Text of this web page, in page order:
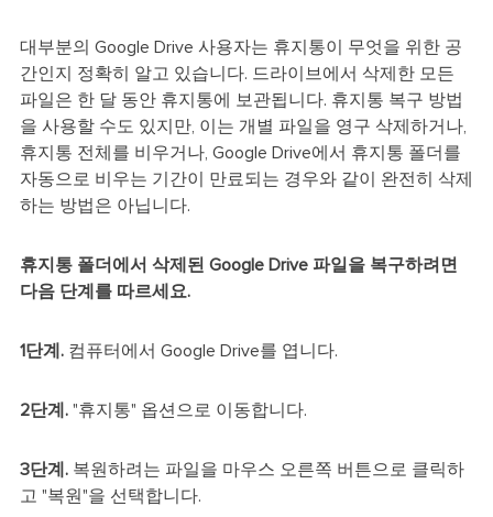
대부분의 Google Drive 사용자는 휴지통이 무엇을 위한 공
간인지 정확히 알고 있습니다. 드라이브에서 삭제한 모든
파일은 한 달 동안 휴지통에 보관됩니다. 휴지통 복구 방법
을 사용할 수도 있지만, 이는 개별 파일을 영구 삭제하거나,
휴지통 전체를 비우거나, Google Drive에서 휴지통 폴더를
자동으로 비우는 기간이 만료되는 경우와 같이 완전히 삭제
하는 방법은 아닙니다.
휴지통 폴더에서 삭제된 Google Drive 파일을 복구하려면
다음 단계를 따르세요.
1단계.컴퓨터에서 Google Drive를 엽니다.
2단계."휴지통" 옵션으로 이동합니다.
3단계.복원하려는 파일을 마우스 오른쪽 버튼으로 클릭하
고 "복원"을 선택합니다.